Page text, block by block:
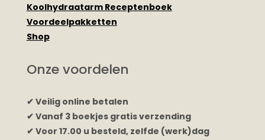
Koolhydraatarm Receptenboek
Voordeelpakketten
Shop
Onze voordelen
✔ Veilig online betalen
✔ Vanaf 3 boekjes gratis verzending
✔ Voor 17.00 u besteld, zelfde (werk)dag